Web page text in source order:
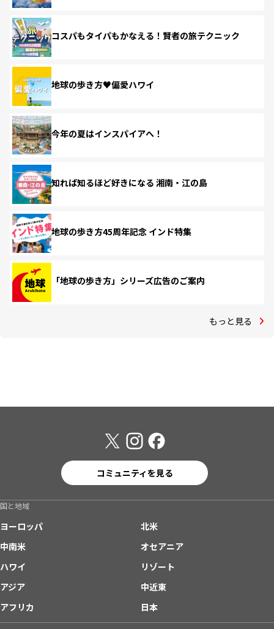
コスパもタイパもかなえる！賢者の旅テクニック
地球の歩き方♥偏愛ハワイ
今年の夏はインスパイアへ！
知れば知るほど好きになる 湘南・江の島
地球の歩き方45周年記念 インド特集
「地球の歩き方」シリーズ広告のご案内
もっと見る
コミュニティを見る
国と地域
ヨーロッパ
北米
中南米
オセアニア
ハワイ
リゾート
アジア
中近東
アフリカ
日本